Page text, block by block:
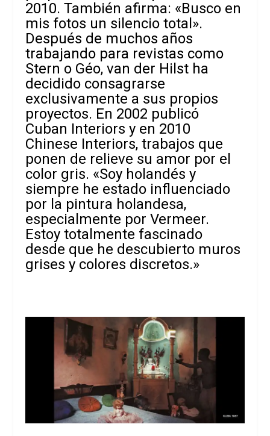
2010. También afirma: «Busco en
mis fotos un silencio total».
Después de muchos años
trabajando para revistas como
Stern o Géo, van der Hilst ha
decidido consagrarse
exclusivamente a sus propios
proyectos. En 2002 publicó
Cuban Interiors y en 2010
Chinese Interiors, trabajos que
ponen de relieve su amor por el
color gris. «Soy holandés y
siempre he estado influenciado
por la pintura holandesa,
especialmente por Vermeer.
Estoy totalmente fascinado
desde que he descubierto muros
grises y colores discretos.»